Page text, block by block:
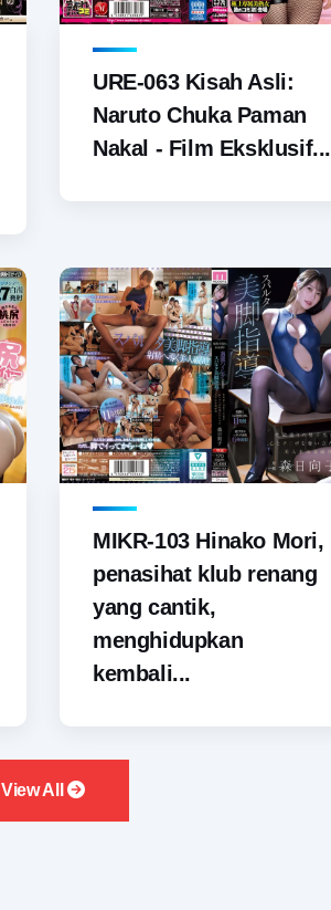
URE-063 Kisah Asli:
Naruto Chuka Paman
Nakal - Film Eksklusif...
MIKR-103 Hinako Mori,
penasihat klub renang
yang cantik,
menghidupkan
kembali...
View All